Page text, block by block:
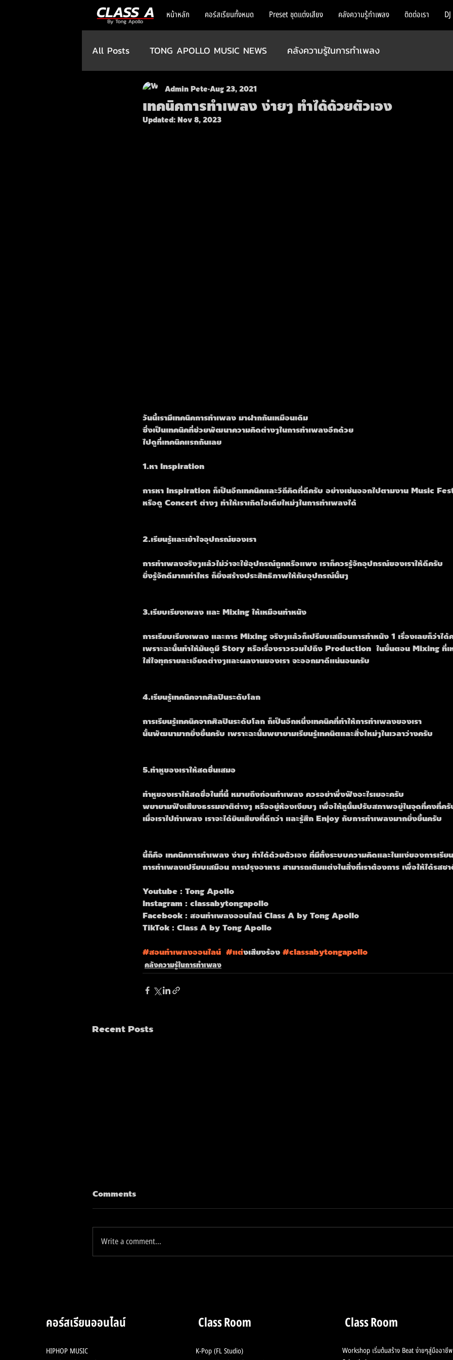
หน้าหลัก คอร์สเรียนทั้งหมด Preset ชุดแต่งเสียง คลังความรู้ทำเพลง ติดต่อเรา
All Posts TONG APOLLO MUSIC NEWS คลังความรู้ในการทำเพลง
เทคนิคการทำเพลง ง่ายๆ ทำได้ด้วยตัวเอง
Admin Pete Aug 23, 2021
Updated: Nov 8, 2023
วันนี้เรามีเทคนิคการทำเพลง มาฝากกันเหมือนเดิม
ซึ่งเป็นเทคนิคที่ช่วยพัฒนาความคิดต่างๆในการทำเพลงอีกด้วย
ไปดูที่เทคนิคแรกกันเลย
1.หา Inspiration
การหา Inspiration ก็เป็นอีกเทคนิคและวิถีคิดที่ดีครับ อย่างเช่นออกไปตามงาน Music
หรือดู Concert ต่างๆ ทำให้เราเกิดไอเดียใหม่ๆในการทำเพลงได้
2.เรียนรู้และเข้าใจอุปกรณ์ของเรา
การทำเพลงจริงๆแล้วไม่ว่าจะใช้อุปกรณ์ถูกหรือแพง เราก็ควรรู้จักอุปกรณ์ของเราให้ดีครับ
ยิ่งรู้จักดีมากเท่าไหร ก็ยิ่งสร้างประสิทธิภาพให้กับอุปกรณ์นั้นๆ
3.เรียบเรียงเพลง และ Mixing ให้เหมือนทำหนัง
การเรียบเรียงเพลง และการ Mixing จริงๆแล้วก็เปรียบเสมือนการทำหนัง 1 เรื่องเลยก็ว่าได้
เพราะฉะนั้นทำให้มันดูมี Story หรือเรื่องราวรวมไปถึง Production  ในขั้นตอน Mixing ที่
ใส่ใจทุกรายละเอียดต่างๆและผลงานของเรา จะออกมาดีแน่นอนครับ
4.เรียนรู้เทคนิคจากศิลปินระดับโลก
การเรียนรู้เทคนิคจากศิลปินระดับโลก ก็เป็นอีกหนึ่งเทคนิคที่ทำให้การทำเพลงของเรา
นั้นพัฒนามากยิ่งขึ้นครับ เพราะฉะนั้นพยายามเรียนรู้เทคนิตและสิ่งใหม่ๆในเวลาว่างครับ
5.ทำหูของเราให้สดชื่นเสมอ
ทำหูของเราให้สดชื่อในที่นี้ หมายถึงก่อนทำเพลง ควรอย่าพึ่งฟังอะไรเยอะครับ
พยายามฟังเสียงธรรมชาติต่างๆ หรืออยู่ห้องเงียบๆ เพื่อให้หูนั้นปรับสภาพอยู่ในจุดที่คงที่ครั
เมื่อเราไปทำเพลง เราจะได้ยินเสียงที่ดีกว่า และรู้สึก Enjoy กับการทำเพลงมากยิ่งขึ้นครับ
นี้ก็คือ เทคนิคการทำเพลง ง่ายๆ ทำได้ด้วยตัวเอง ที่มีทั้งระบบความคิดและในแง่ของการเรีย
การทำเพลงเปรียบเสมือน การปรุงอาหาร สามารถเติมแต่งในสิ่งที่เราต้องการ เพื่อให้ได้รส
Youtube : Tong Apollo
Instagram : classabytongapollo
Facebook : สอนทำเพลงออนไลน์ Class A by Tong Apollo
TikTok : Class A by Tong Apollo
#สอนทำเพลงออนไลน #แต่งเสียงร้อง #classabytongapollo
คลังความรู้ในการทำเพลง
Recent Posts
Comments
Write a comment...
คอร์สเรียนออนไลน์
HIPHOP MUSIC
Class Room
K-Pop (FL Studio)
Class Room
Workshop เริ่มต้นสร้าง Beat ง่ายๆสู่มืออาชีพ